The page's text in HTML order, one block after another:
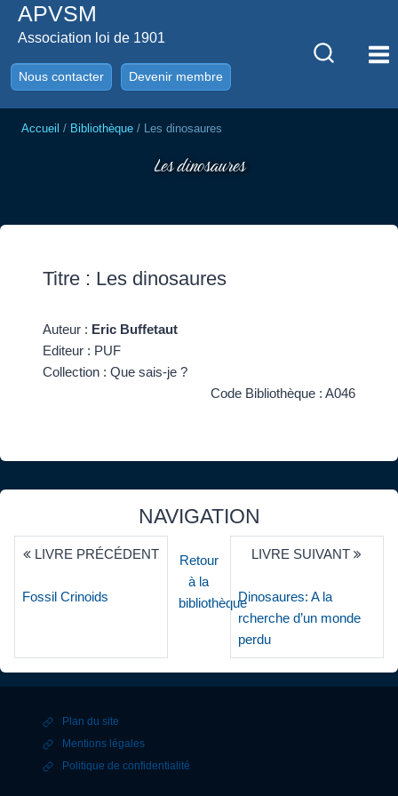
AllerAPVSM
Association loi de 1901
Nous contacter Devenir membre
Accueil / Bibliothèque / Les dinosaures
Les dinosaures
Titre : Les dinosaures
Auteur : Eric Buffetaut
Editeur : PUF
Collection : Que sais-je ?
Code Bibliothèque : A046
NAVIGATION
LIVRE PRÉCÉDENT
Fossil Crinoids
Retour
à la
bibliothèque
LIVRE SUIVANT
Dinosaures: A la
rcherche d’un monde
perdu
Plan du site
Mentions légales
Politique de confidentialité